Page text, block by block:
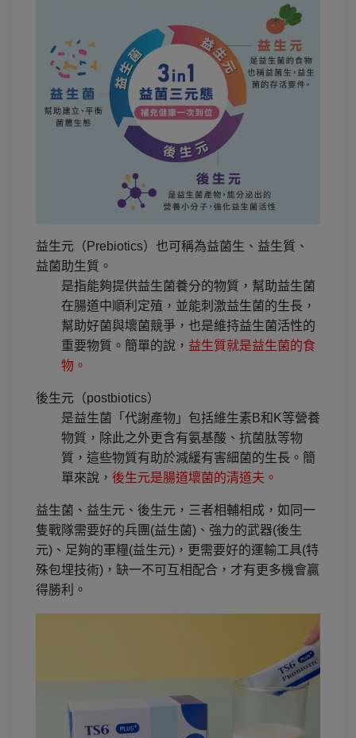
益生元（Prebiotics）也可稱為益菌生、益生質、
益菌助生質。
是指能夠提供益生菌養分的物質，幫助益生菌
在腸道中順利定殖，並能刺激益生菌的生長，
幫助好菌與壞菌競爭，也是維持益生菌活性的
重要物質。簡單的說， 益生質就是益生菌的食
物。
後生元（postbiotics）
是益生菌「代謝產物」包括維生素B和K等營養
物質，除此之外更含有氨基酸、抗菌肽等物
質，這些物質有助於減緩有害細菌的生長。簡
單來說， 後生元是腸道壞菌的清道夫。
益生菌、益生元、後生元，三者相輔相成，如同一
隻戰隊需要好的兵團(益生菌)、強力的武器(後生
元)、足夠的軍糧(益生元)，更需要好的運輸工具(特
殊包埋技術)，缺一不可互相配合，才有更多機會贏
得勝利。